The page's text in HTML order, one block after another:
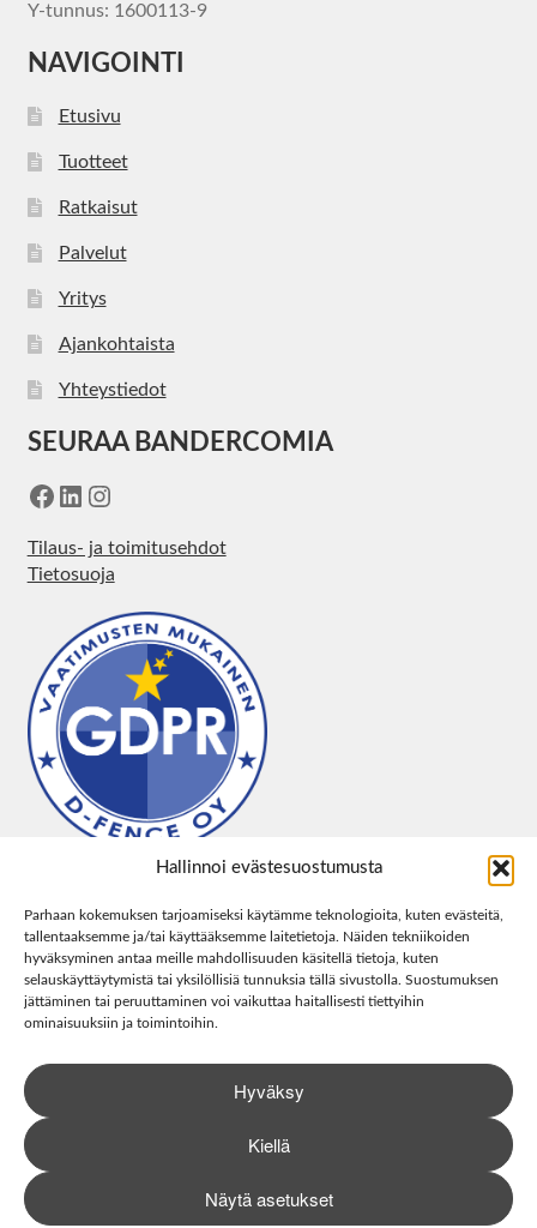
Hallinnoi evästesuostumusta
Parhaan kokemuksen tarjoamiseksi käytämme teknologioita, kuten evästeitä,
tallentaaksemme ja/tai käyttääksemme laitetietoja. Näiden tekniikoiden
hyväksyminen antaa meille mahdollisuuden käsitellä tietoja, kuten
selauskäyttäytymistä tai yksilöllisiä tunnuksia tällä sivustolla. Suostumuksen
jättäminen tai peruuttaminen voi vaikuttaa haitallisesti tiettyihin
ominaisuuksiin ja toimintoihin.
Hyväksy
Kiellä
Näytä asetukset
Y-tunnus: 1600113-9
NAVIGOINTI
Etusivu
Tuotteet
Ratkaisut
Palvelut
Yritys
Ajankohtaista
Yhteystiedot
SEURAA BANDERCOMIA
Facebook
LinkedIn
Instagram
Tilaus- ja toimitusehdot
Tietosuoja